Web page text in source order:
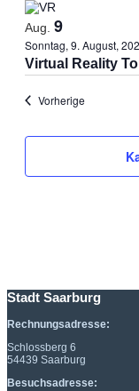
Aug. 9
Sonntag, 9. August,
Virtual Reality
Vorherige
Stadt Saarburg
Rechnungsadresse:
Schlossberg 6
54439 Saarburg
Besuchsadresse: